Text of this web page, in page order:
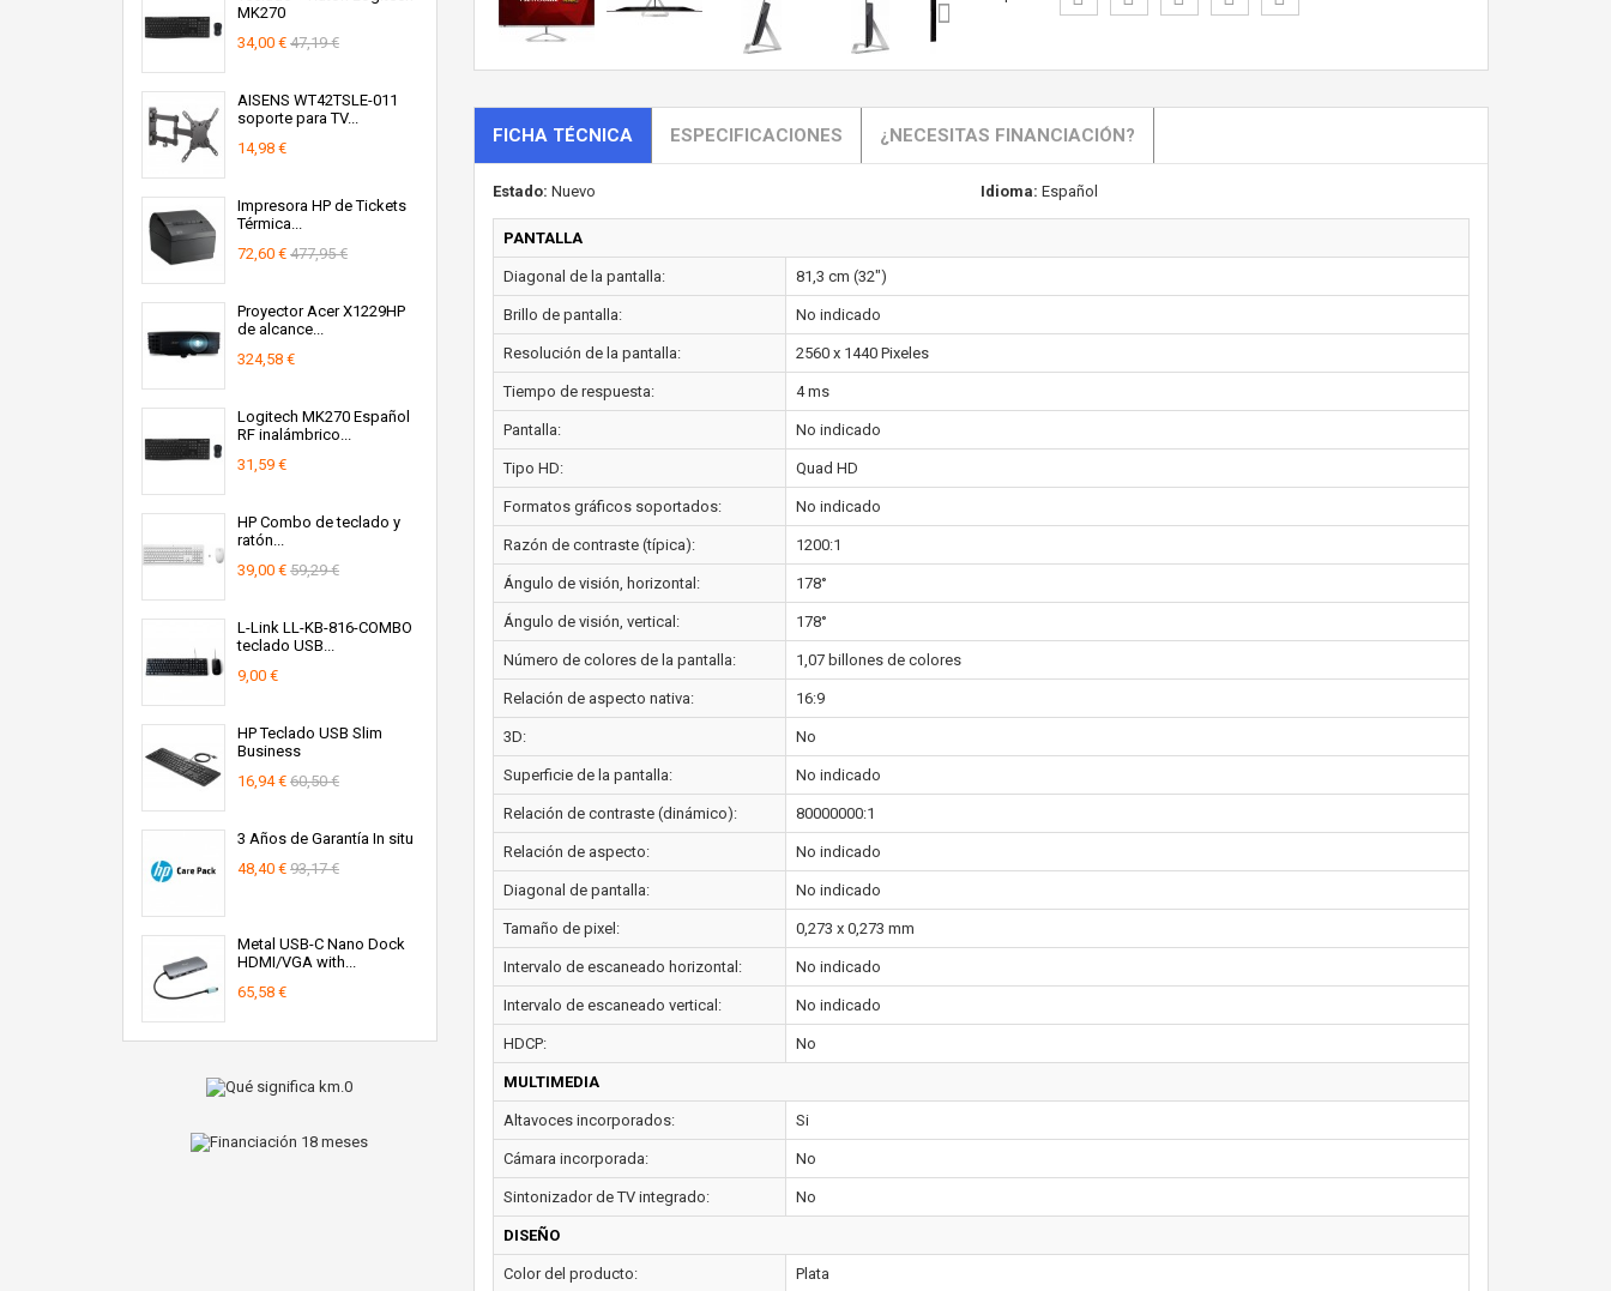
MK270
34,00 € 47,19 €
AISENS WT42TSLE-011
soporte para TV...
14,98 €
Impresora HP de Tickets
Térmica...
72,60 € 477,95 €
Proyector Acer X1229HP
de alcance...
324,58 €
Logitech MK270 Español
RF inalámbrico...
31,59 €
HP Combo de teclado y
ratón...
39,00 € 59,29 €
L-Link LL-KB-816-COMBO
teclado USB...
9,00 €
HP Teclado USB Slim
Business
16,94 € 60,50 €
3 Años de Garantía In situ
48,40 € 93,17 €
Metal USB-C Nano Dock
HDMI/VGA with...
65,58 €
FICHA TÉCNICA ESPECIFICACIONES ¿NECESITAS FINANCIACIÓN?
Estado: Nuevo Idioma: Español
PANTALLA
Diagonal de la pantalla: 81,3 cm (32")
Brillo de pantalla: No indicado
Resolución de la pantalla: 2560 x 1440 Pixeles
Tiempo de respuesta: 4 ms
Pantalla: No indicado
Tipo HD: Quad HD
Formatos gráficos soportados: No indicado
Razón de contraste (típica): 1200:1
Ángulo de visión, horizontal: 178°
Ángulo de visión, vertical: 178°
Número de colores de la pantalla: 1,07 billones de colores
Relación de aspecto nativa: 16:9
3D: No
Superficie de la pantalla: No indicado
Relación de contraste (dinámico): 80000000:1
Relación de aspecto: No indicado
Diagonal de pantalla: No indicado
Tamaño de pixel: 0,273 x 0,273 mm
Intervalo de escaneado horizontal: No indicado
Intervalo de escaneado vertical: No indicado
HDCP: No
MULTIMEDIA
Altavoces incorporados: Si
Cámara incorporada: No
Sintonizador de TV integrado: No
DISEÑO
Color del producto: Plata